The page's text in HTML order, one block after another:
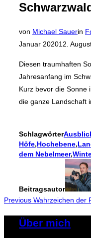
von Michael Sauerin
Januar 202012.
Diesen traumhaften
Jahresanfang im
Kurz bevor die Sonne
die ganze Landschaft
Schlagwörter
Höfe,Hochebene,
dem Nebelmeer,
Beitragsautor
Previous
Previous Wahrzeichen der
Über mich